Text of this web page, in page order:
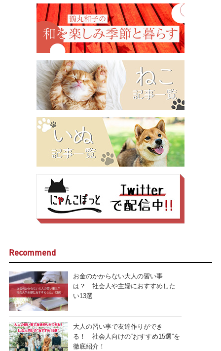
Recommend
お金のかからない大人の習い事
は？ 社会人や主婦におすすめした
い13選
大人の習い事で友達作りができ
る！ 社会人向けの“おすすめ15選”を
徹底紹介！